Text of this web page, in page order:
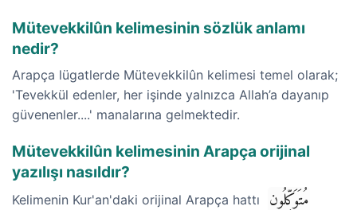
Mütevekkilûn kelimesinin sözlük anlamı
nedir?
Arapça lügatlerde Mütevekkilûn kelimesi temel olarak;
'Tevekkül edenler, her işinde yalnızca Allah’a dayanıp
güvenenler....' manalarına gelmektedir.
Mütevekkilûn kelimesinin Arapça orijinal
yazılışı nasıldır?
Kelimenin Kur'an'daki orijinal Arapça hattı مُتَوَكِّلُون